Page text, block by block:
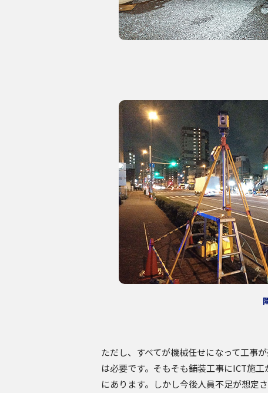
ただし、すべてが機械任せになって工事
は必要です。そもそも舗装工事にICT施
にあります。しかし今後人員不足が想定